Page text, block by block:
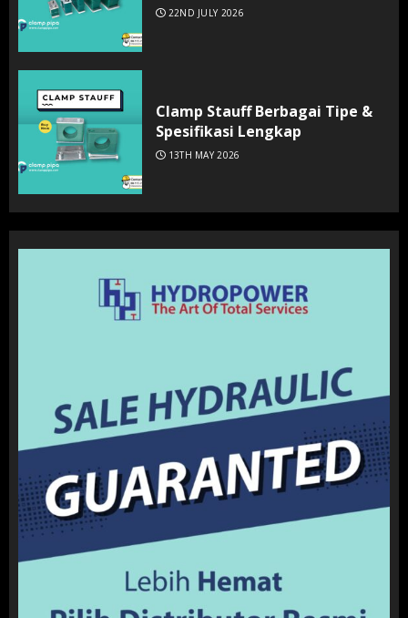
22ND JULY 2026
Clamp Stauff Berbagai Tipe &
Spesifikasi Lengkap
13TH MAY 2026